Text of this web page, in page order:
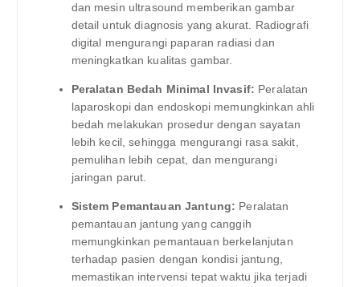
dan mesin ultrasound memberikan gambar
detail untuk diagnosis yang akurat. Radiografi
digital mengurangi paparan radiasi dan
meningkatkan kualitas gambar.
Peralatan Bedah Minimal Invasif: Peralatan
laparoskopi dan endoskopi memungkinkan ahli
bedah melakukan prosedur dengan sayatan
lebih kecil, sehingga mengurangi rasa sakit,
pemulihan lebih cepat, dan mengurangi
jaringan parut.
Sistem Pemantauan Jantung: Peralatan
pemantauan jantung yang canggih
memungkinkan pemantauan berkelanjutan
terhadap pasien dengan kondisi jantung,
memastikan intervensi tepat waktu jika terjadi